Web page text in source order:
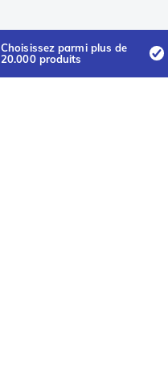
Choisissez parmi plus de
20.000 produits